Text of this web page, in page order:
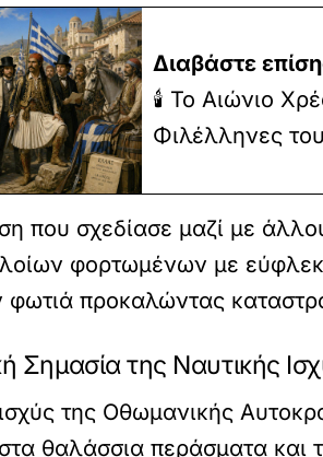
Διαβάστε
🕯️ Το Αιώνιο
Φιλέλληνες
που σχεδίασε μαζί με
φορτωμένων με
φωτιά προκαλώντας
Σημασία της Ναυτικής
της Οθωμανικής
θαλάσσια περάσματα και